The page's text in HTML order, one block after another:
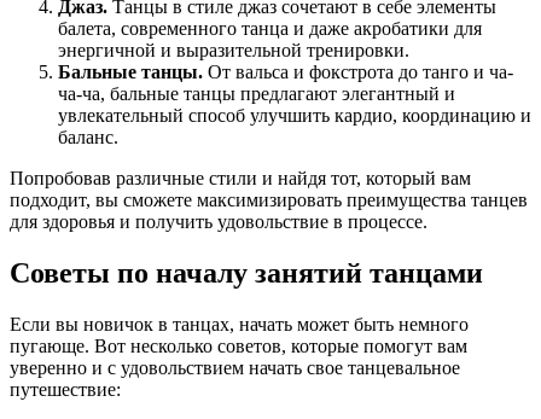
Джаз. Танцы в стиле джаз сочетают в себе элементы
балета, современного танца и даже акробатики для
энергичной и выразительной тренировки.
Бальные танцы. От вальса и фокстрота до танго и ча-
ча-ча, бальные танцы предлагают элегантный и
увлекательный способ улучшить кардио, координацию и
баланс.
Попробовав различные стили и найдя тот, который вам
подходит, вы сможете максимизировать преимущества танцев
для здоровья и получить удовольствие в процессе.
Советы по началу занятий танцами
Если вы новичок в танцах, начать может быть немного
пугающе. Вот несколько советов, которые помогут вам
уверенно и с удовольствием начать свое танцевальное
путешествие: